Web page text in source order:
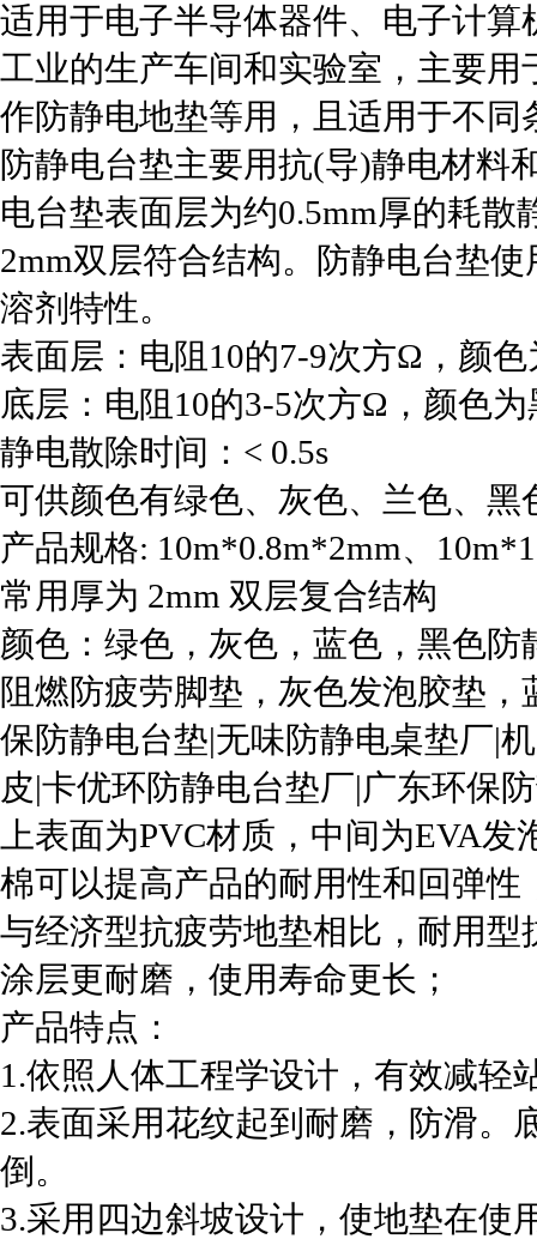
适用于电子半导体器件、电子计
工业的生产车间和实验室，主要
作防静电地垫等用，且适用于不
防静电台垫主要用抗(导)静电材料
电台垫表面层为约0.5mm厚的耗
2mm双层符合结构。防静电台垫
溶剂特性。
表面层：电阻10的7-9次方Ω，颜
底层：电阻10的3-5次方Ω，颜色
静电散除时间：< 0.5s
可供颜色有绿色、灰色、兰色、黑
产品规格: 10m*0.8m*2mm、
常用厚为 2mm 双层复合结构
颜色：绿色，灰色，蓝色，黑色
阻燃防疲劳脚垫，灰色发泡胶垫
保防静电台垫|无味防静电桌垫厂|
皮|卡优环防静电台垫厂|广东环保
上表面为PVC材质，中间为EVA
棉可以提高产品的耐用性和回弹
与经济型抗疲劳地垫相比，耐用
涂层更耐磨，使用寿命更长；
产品特点：
1.依照人体工程学设计，有效减轻
2.表面采用花纹起到耐磨，防滑。
倒。
3.采用四边斜坡设计，使地垫在使